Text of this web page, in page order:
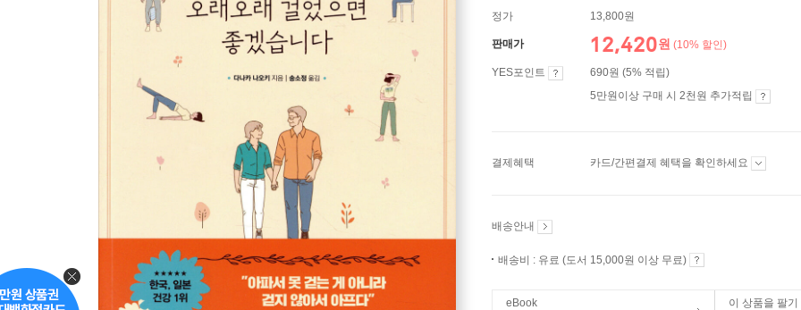
정가 13,800원
판매가 12,420원 (10% 할인)
YES포인트
690원 (5% 적립)
5만원이상 구매 시 2천원 추가적립
결제혜택 카드/간편결제 혜택을 확인하세요
배송안내
배송비 : 유료 (도서 15,000원 이상 무료)
eBook
이 상품을 팔기